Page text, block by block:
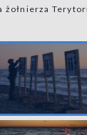
żołnierza